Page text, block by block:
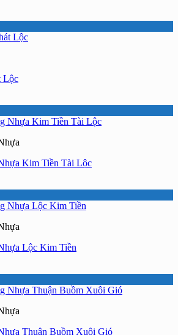
Lộc
Kim Tiền Tài Lộc
Lộc Kim Tiền
Thuận Buồm Xuôi Gió